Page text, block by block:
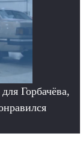
Горбачёва,